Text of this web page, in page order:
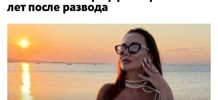
лет после развода